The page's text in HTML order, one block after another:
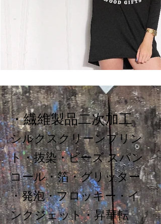
・繊維製品二次加工
シルクスクリーンプリン
ト・抜染・ビーズ スパン
コール・箔・グリッター
・発泡・フロッキー・イ
ンクジェット・昇華転